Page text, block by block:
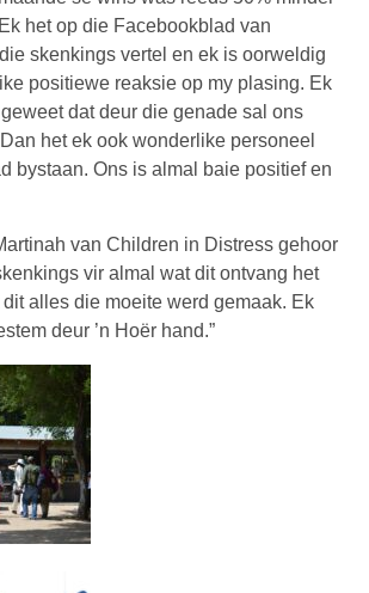
het op die Facebookblad van
skenkings vertel en ek is oorweldig
positiewe reaksie op my plasing. Ek
dat deur die genade sal ons
het ek ook wonderlike personeel
bystaan. Ons is almal baie positief en
van Children in Distress gehoor
vir almal wat dit ontvang het
dit alles die moeite werd gemaak. Ek
deur ’n Hoër hand.”